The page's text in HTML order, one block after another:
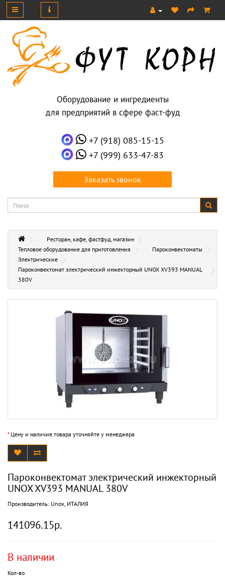
Оборудование и ингредиенты
для предприятий в сфере фаст-фуд
+7 (918) 085-15-15
+7 (999) 633-47-83
Заказать звонок
Ресторан, кафе, фастфуд, магазин
Тепловое оборудование для приготовления
Пароконвектоматы
Электрические
Пароконвектомат электрический инжекторный UNOX XV393 MANUAL
380V
*Цену и наличие товара уточняйте у менеджера
Пароконвектомат электрический инжекторный
UNOX XV393 MANUAL 380V
Производитель: Unox, ИТАЛИЯ
141096.15р.
В наличии
Кол-во